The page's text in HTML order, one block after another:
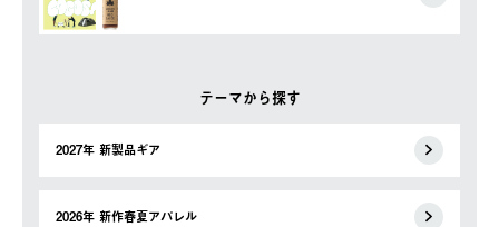
テーマから探す
2027年 新製品ギア
2026年 新作春夏アパレル